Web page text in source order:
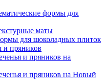
формы для
маты
для шоколадных плиток
и пряников
и пряников на
и пряников на Новый